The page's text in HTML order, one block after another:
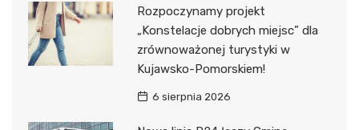
Rozpoczynamy projekt
„Konstelacje dobrych miejsc” dla
zrównoważonej turystyki w
Kujawsko-Pomorskiem!
6 sierpnia 2026